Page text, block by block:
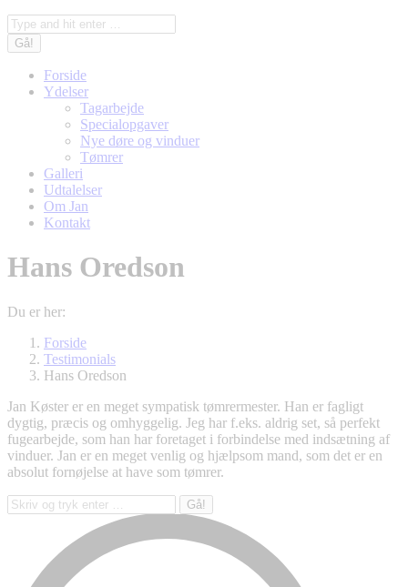
Søg:
Forside
Ydelser
Tagarbejde
Specialopgaver
Nye døre og vinduer
Tømrer
Galleri
Udtalelser
Om Jan
Kontakt
Hans Oredson
Du er her:
Forside
Testimonials
Hans Oredson
Jan Køster er en meget sympatisk tømrermester. Han er fagligt
dygtig, præcis og omhyggelig. Jeg har f.eks. aldrig set, så perfekt
fugearbejde, som han har foretaget i forbindelse med indsætning af
vinduer. Jan er en meget venlig og hjælpsom mand, som det er en
absolut fornøjelse at have som tømrer.
Søg: